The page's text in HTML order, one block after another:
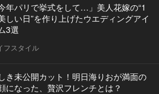
今年パリで挙式をして…」美人花嫁の“1
しい日”を作り上げたウエディングアイ
3選
フスタイル
き未公開カット！明日海りおが満面の
になった、贅沢フレンチとは？